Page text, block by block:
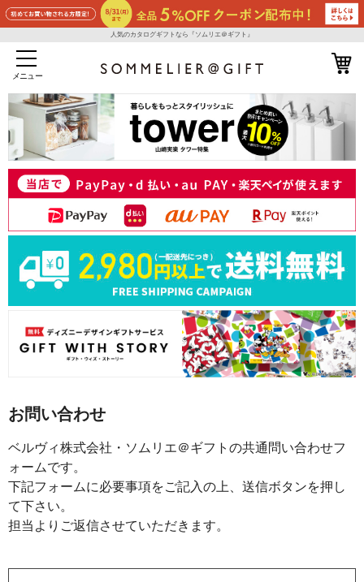
人気のカタログギフトなら『ソムリエ＠ギフト』
メニュー
お問い合わせ
ベルヴィ株式会社・ソムリエ＠ギフトの共通問い合わせフ
ォームです。
下記フォームに必要事項をご記入の上、送信ボタンを押し
て下さい。
担当よりご返信させていただきます。